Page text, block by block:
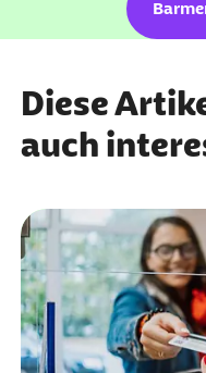
Diese
auch